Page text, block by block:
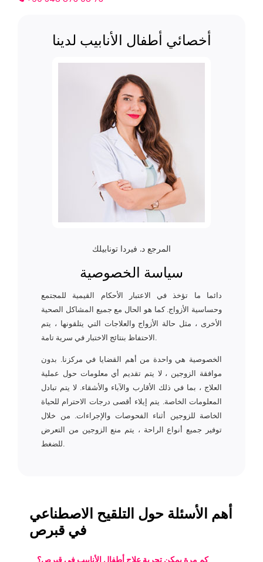
أخصائي أطفال الأنابيب لدينا
المرجع د. فيردا تونابيلك
سياسة الخصوصية
دائما ما تؤخذ في الاعتبار الأحكام القيمية للمجتمع
وحساسية الأزواج. كما هو الحال مع جميع المشاكل الصحية
الأخرى ، مثل حالة الأزواج والعلاجات التي يتلقونها ، يتم
الاحتفاظ بنتائج الاختبار في سرية تامة.
الخصوصية هي واحدة من أهم القضايا في مركزنا. بدون
موافقة الزوجين ، لا يتم تقديم أي معلومات حول عملية
العلاج ، بما في ذلك الأقارب والآباء والأشقاء. لا يتم تبادل
المعلومات الخاصة. يتم إيلاء أقصى درجات الاحترام للحياة
الخاصة للزوجين أثناء الفحوصات والإجراءات. من خلال
توفير جميع أنواع الراحة ، يتم منع الزوجين من التعرض
للضغط.
أهم الأسئلة حول التلقيح الاصطناعي
في قبرص
كم مرة يمكن تجربة علاج أطفال الأنابيب في قبرص؟